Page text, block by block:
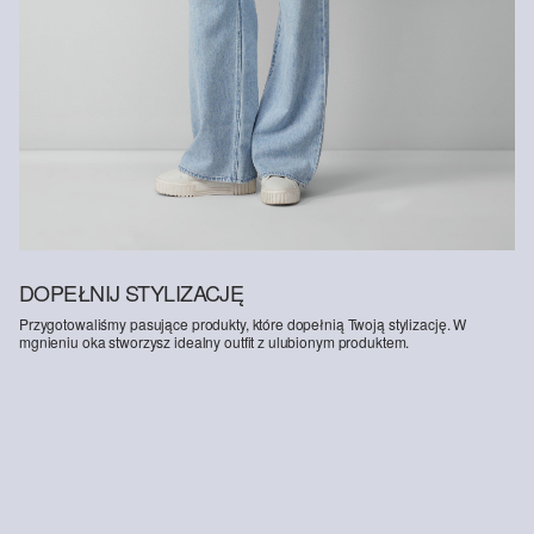
wspierasz nasze zaangażowanie w misję Better Cotton, której
celem jest pomoc społecznościom rolniczym w przetrwaniu i
rozwoju, przy jednoczesnej ochronie i odbudowie środowiska.
Better Cotton wspiera społeczności rolnicze pod względem
społecznym, środowiskowym i ekonomicznym, szkoląc rolników w
zakresie bardziej zrównoważonych metod upraw. Ten produkt jest
pozyskiwany w systemie bilansu masy i dlatego może nie zawierać
bawełny Better Cotton. Więcej informacji znajdziesz na stronie
DOPEŁNIJ STYLIZACJĘ
Przygotowaliśmy pasujące produkty, które dopełnią Twoją stylizację. W
mgnieniu oka stworzysz idealny outfit z ulubionym produktem.